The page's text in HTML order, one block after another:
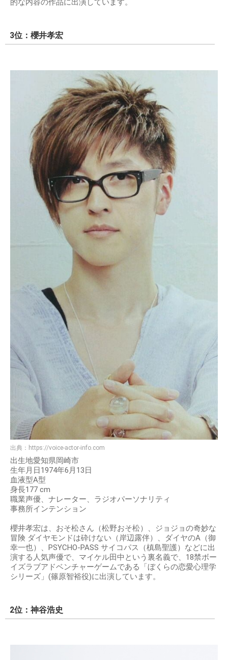
的な内容の作品に出演しています。
3位：櫻井孝宏
出典： https://voice-actor-info.com
出生地愛知県岡崎市
生年月日1974年6月13日
血液型A型
身長177 cm
職業声優、ナレーター、ラジオパーソナリティ
事務所インテンション
櫻井孝宏は、おそ松さん（松野おそ松）、ジョジョの奇妙な
冒険 ダイヤモンドは砕けない（岸辺露伴）、ダイヤのA（御
幸一也）、PSYCHO-PASS サイコパス（槙島聖護）などに出
演する人気声優で、マイケル田中という裏名義で、18禁ボー
イズラブアドベンチャーゲームである「ぼくらの恋愛心理学
シリーズ」(篠原智裕役)に出演しています。
2位：神谷浩史